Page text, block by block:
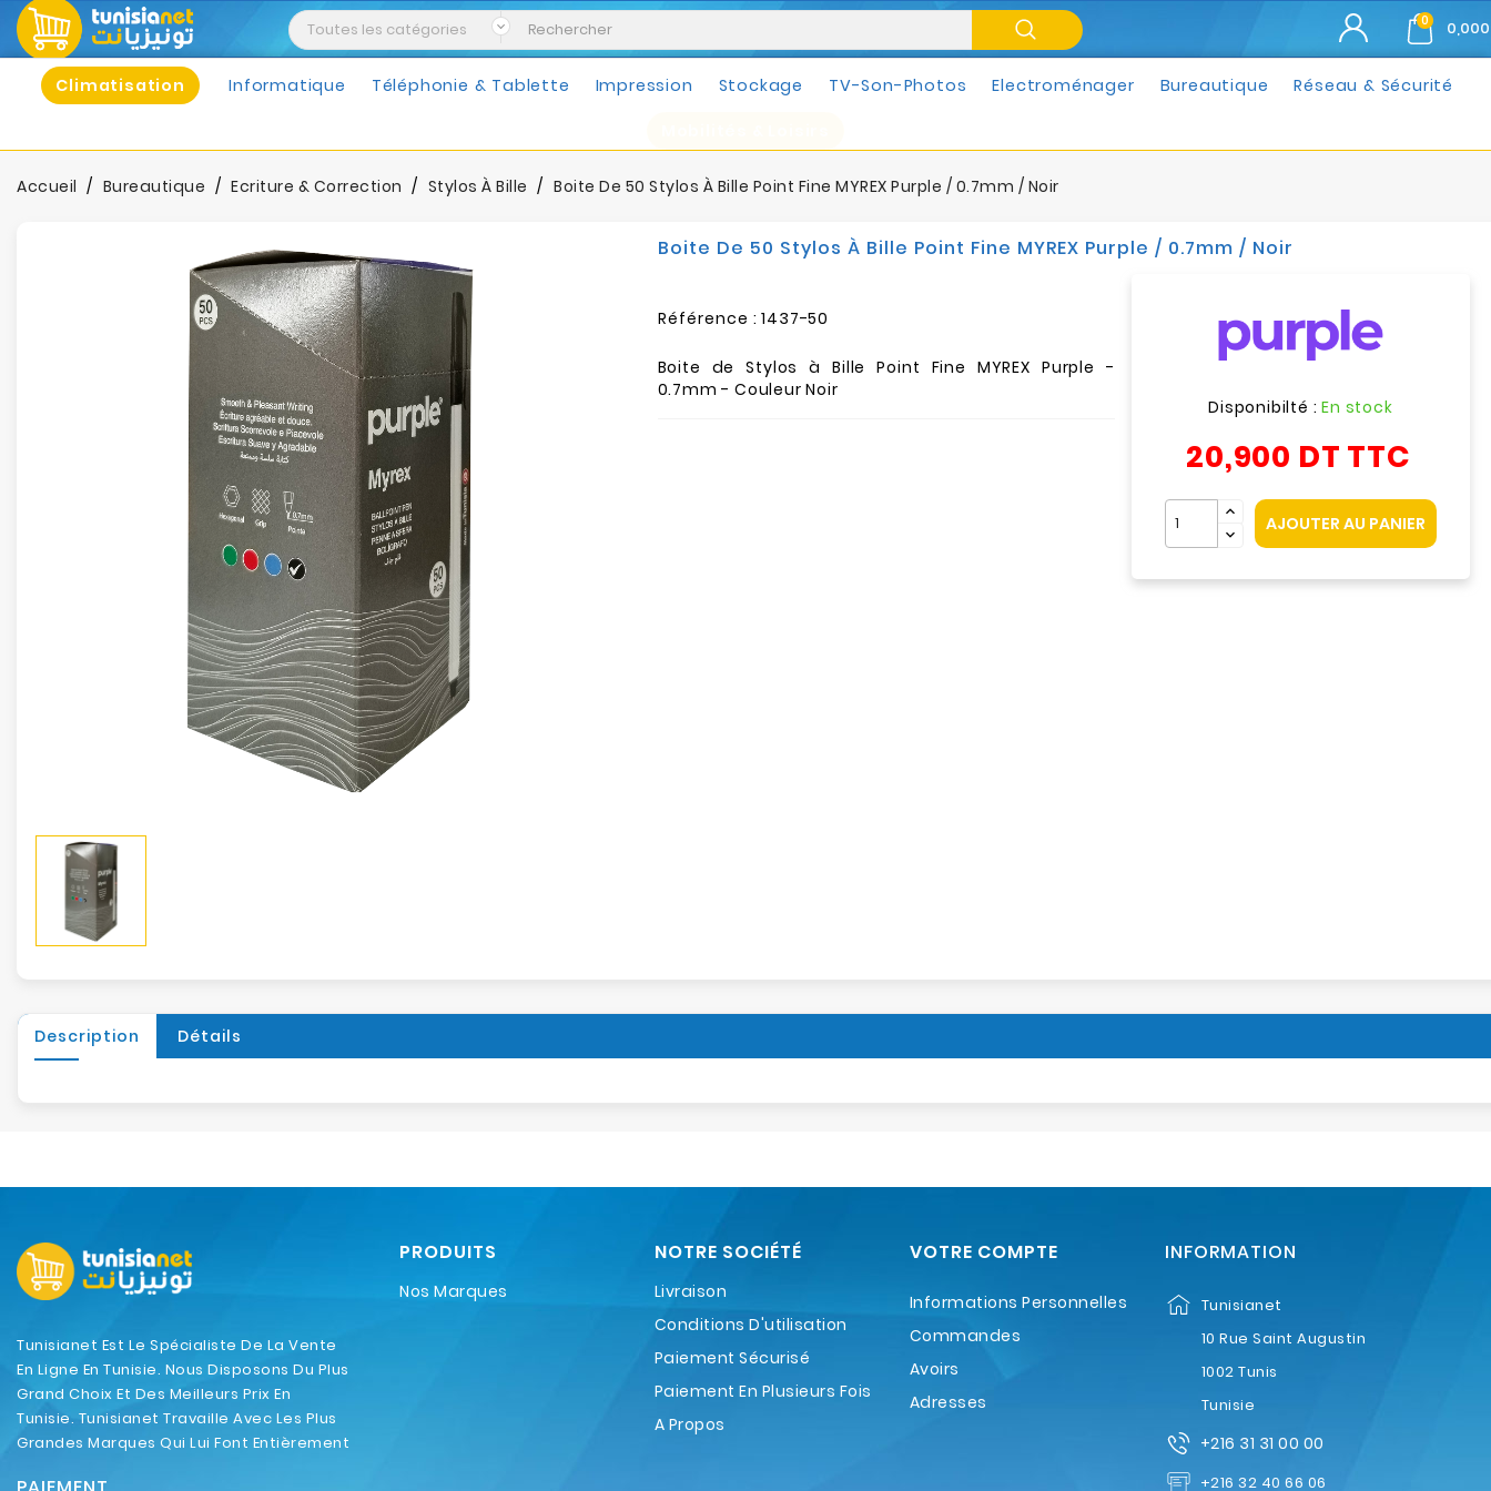
0
Climatisation Informatique Téléphonie & Tablette Impression Stockage TV-Son-Photos Electroménager Bureautique Réseau & Sécurité
Accueil Bureautique Ecriture & Correction Stylos À Bille Boite De 50 Stylos À Bille Point Fine MYREX Purple / 0.7mm / Noir
Boite De 50 Stylos À Bille Point Fine MYREX Purple / 0.7mm / Noir
Référence : 1437-50
Boite de Stylos à Bille Point Fine MYREX Purple -
0.7mm - Couleur Noir
Disponibilté :En stock
20,900 DT TTC
AJOUTER AU PANIER
Description Détails
Tunisianet Est Le Spécialiste De La Vente
En Ligne En Tunisie. Nous Disposons Du Plus
Grand Choix Et Des Meilleurs Prix En
Tunisie. Tunisianet Travaille Avec Les Plus
Grandes Marques Qui Lui Font Entièrement
PRODUITS
Nos Marques
NOTRE SOCIÉTÉ
Livraison
Conditions D'utilisation
Paiement Sécurisé
Paiement En Plusieurs Fois
A Propos
VOTRE COMPTE
Informations Personnelles
Commandes
Avoirs
Adresses
INFORMATION
Tunisianet
10 Rue Saint Augustin
1002 Tunis
Tunisie
+216 31 31 00 00
+216 32 40 66 06